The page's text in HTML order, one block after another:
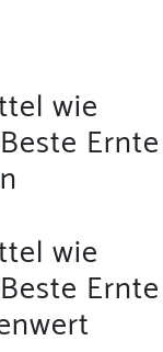
wie
Ernte
wie
Ernte